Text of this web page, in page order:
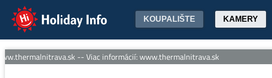
Holiday Info KOUPALIŠTE KAMERY
-- Viac informácií: www.thermalnitrava.sk